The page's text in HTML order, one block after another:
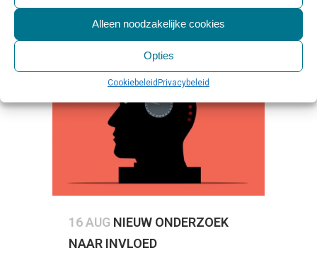
Alleen noodzakelijke cookies
Opties
CookiebeleidPrivacybeleid
16 AUG NIEUW ONDERZOEK
NAAR INVLOED